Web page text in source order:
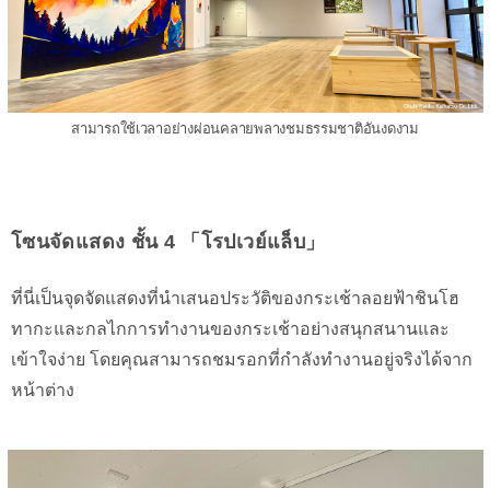
สามารถใช้เวลาอย่างผ่อนคลายพลางชมธรรมชาติอันงดงาม
โซนจัดแสดง ชั้น 4 「โรปเวย์แล็บ」
ที่นี่เป็นจุดจัดแสดงที่นำเสนอประวัติของกระเช้าลอยฟ้าชินโฮ
ทากะและกลไกการทำงานของกระเช้าอย่างสนุกสนานและ
เข้าใจง่าย โดยคุณสามารถชมรอกที่กำลังทำงานอยู่จริงได้จาก
หน้าต่าง